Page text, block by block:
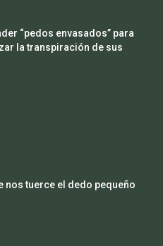
“pedos envasados” para
la transpiración de sus
nos tuerce el dedo pequeño